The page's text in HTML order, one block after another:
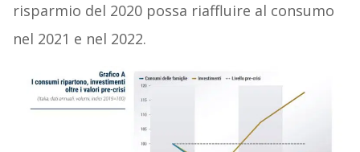
risparmio del 2020 possa riaffluire al consumo
nel 2021 e nel 2022.